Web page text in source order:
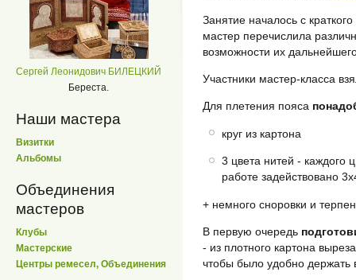
Сергей Леонидович БИЛЕЦКИЙ
Береста.
Наши мастера
Визитки
Альбомы
Объединения
мастеров
Клубы
Мастерские
Центры ремесел, Объединения
Занятие началось с
мастер перечислила
возможности их
Участники мастер-класса
Для плетения пояса
круг из картона
3 цвета нитей - каждого
работе задействовано
+ немного сноровки и
В первую очередь
- из плотного картона
чтобы было удобно держать